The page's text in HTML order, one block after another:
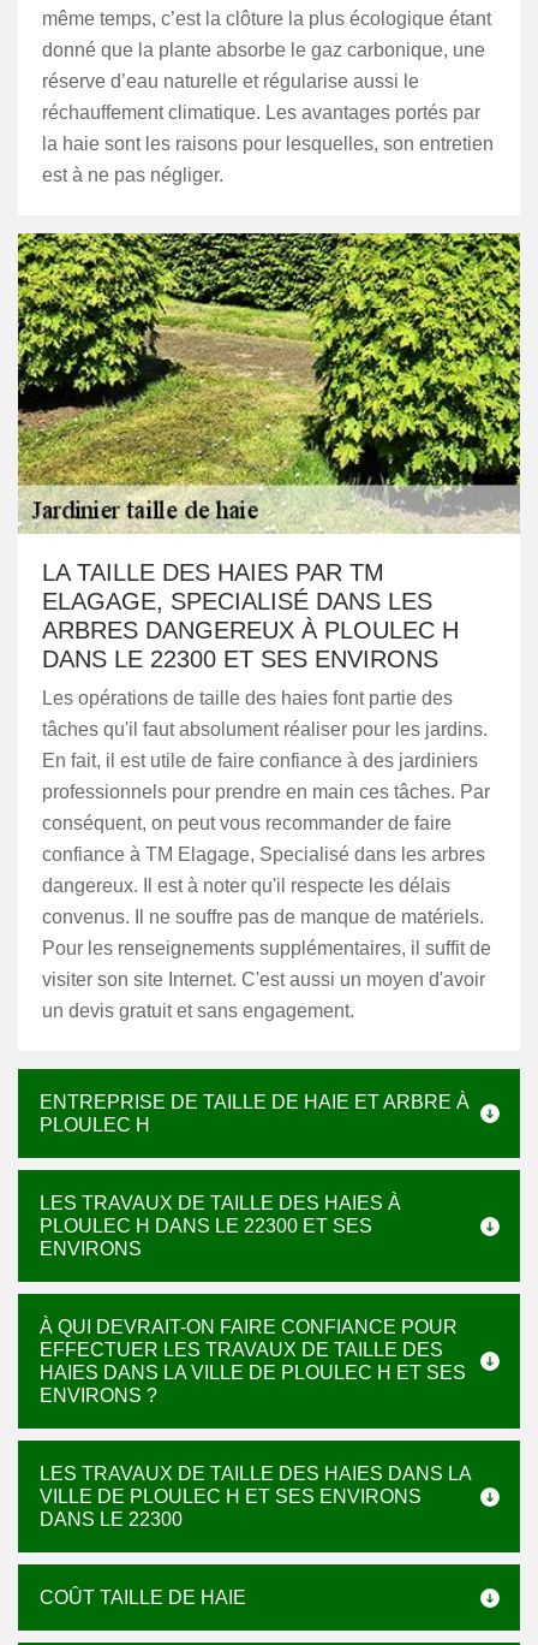
même temps, c’est la clôture la plus écologique étant
donné que la plante absorbe le gaz carbonique, une
réserve d’eau naturelle et régularise aussi le
réchauffement climatique. Les avantages portés par
la haie sont les raisons pour lesquelles, son entretien
est à ne pas négliger.
LA TAILLE DES HAIES PAR TM
ELAGAGE, SPECIALISÉ DANS LES
ARBRES DANGEREUX À PLOULEC H
DANS LE 22300 ET SES ENVIRONS
Les opérations de taille des haies font partie des
tâches qu'il faut absolument réaliser pour les jardins.
En fait, il est utile de faire confiance à des jardiniers
professionnels pour prendre en main ces tâches. Par
conséquent, on peut vous recommander de faire
confiance à TM Elagage, Specialisé dans les arbres
dangereux. Il est à noter qu'il respecte les délais
convenus. Il ne souffre pas de manque de matériels.
Pour les renseignements supplémentaires, il suffit de
visiter son site Internet. C'est aussi un moyen d'avoir
un devis gratuit et sans engagement.
ENTREPRISE DE TAILLE DE HAIE ET ARBRE À
PLOULEC H
LES TRAVAUX DE TAILLE DES HAIES À
PLOULEC H DANS LE 22300 ET SES
ENVIRONS
À QUI DEVRAIT-ON FAIRE CONFIANCE POUR
EFFECTUER LES TRAVAUX DE TAILLE DES
HAIES DANS LA VILLE DE PLOULEC H ET SES
ENVIRONS ?
LES TRAVAUX DE TAILLE DES HAIES DANS LA
VILLE DE PLOULEC H ET SES ENVIRONS
DANS LE 22300
COÛT TAILLE DE HAIE